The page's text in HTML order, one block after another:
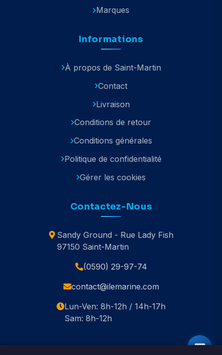
Marques
Informations
À propos de Saint-Martin
Contact
Livraison
Conditions de retour
Conditions générales
Politique de confidentialité
Gérer les cookies
Contactez-Nous
Sandy Ground - Rue Lady Fish
97150 Saint-Martin
(0590) 29-97-74
contact@ilemarine.com
Lun-Ven: 8h-12h / 14h-17h
Sam: 8h-12h